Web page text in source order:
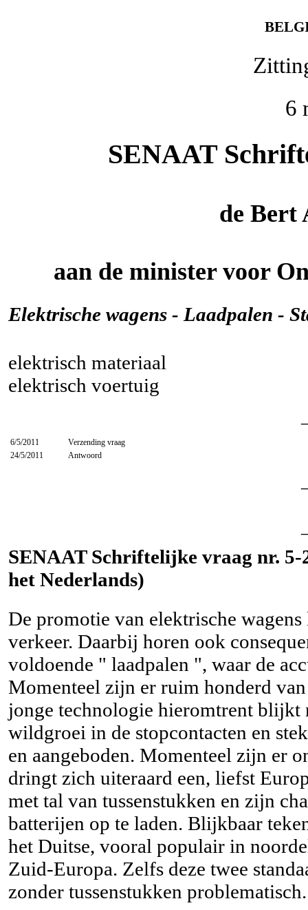
6
SENAAT
de Bert
aan de minister voor
Elektrische wagens - Laadpalen -
elektrisch materiaal
elektrisch voertuig
6/5/2011
Verzending vraag
24/5/2011
Antwoord
SENAAT Schriftelijke vraag nr. 5-
het Nederlands)
De promotie van elektrische
verkeer. Daarbij horen ook
voldoende " laadpalen ", waar de
Momenteel zijn er ruim honderd
jonge technologie hieromtrent blijkt
wildgroei in de stopcontacten en
en aangeboden. Momenteel zijn er
dringt zich uiteraard een, liefst
met tal van tussenstukken en zijn
batterijen op te laden. Blijkbaar
het Duitse, vooral populair in
Zuid-Europa. Zelfs deze twee
zonder tussenstukken problematisch.